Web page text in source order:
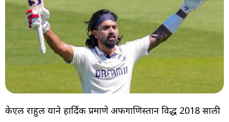
केएल राहुल याने हार्दिक प्रमाणे अफगाणिस्तान विरुद्ध 2018 साली